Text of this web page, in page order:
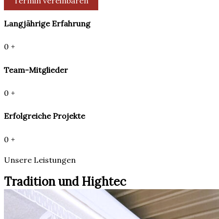
Langjährige Erfahrung
0 +
Team-Mitglieder
0 +
Erfolgreiche Projekte
0 +
Unsere Leistungen
Tradition und Hightec